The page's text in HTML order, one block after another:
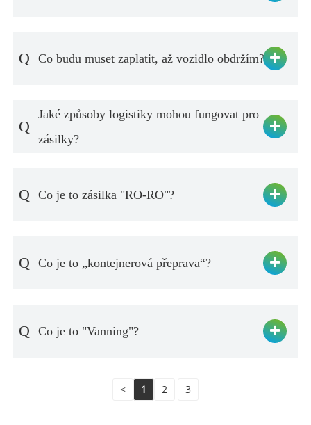
Q Co budu muset zaplatit, až vozidlo obdržím?
Q
Jaké způsoby logistiky mohou fungovat pro
zásilky?
Q Co je to zásilka "RO-RO"?
Q Co je to „kontejnerová přeprava“?
Q Co je to "Vanning"?
< 1 2 3